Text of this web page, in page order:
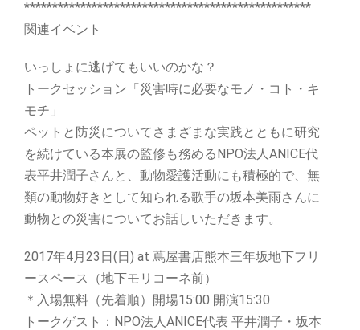
***************************************************
関連イベント
いっしょに逃げてもいいのかな？
トークセッション「災害時に必要なモノ・コト・キ
モチ」
ペットと防災についてさまざまな実践とともに研究
を続けている本展の監修も務めるNPO法人ANICE代
表平井潤子さんと、動物愛護活動にも積極的で、無
類の動物好きとして知られる歌手の坂本美雨さんに
動物との災害についてお話しいただきます。
2017年4月23日(日) at 蔦屋書店熊本三年坂地下フリ
ースペース（地下モリコーネ前）
＊入場無料（先着順）開場15:00 開演15:30
トークゲスト：NPO法人ANICE代表 平井潤子・坂本